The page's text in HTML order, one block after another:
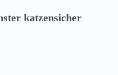
katzensicher